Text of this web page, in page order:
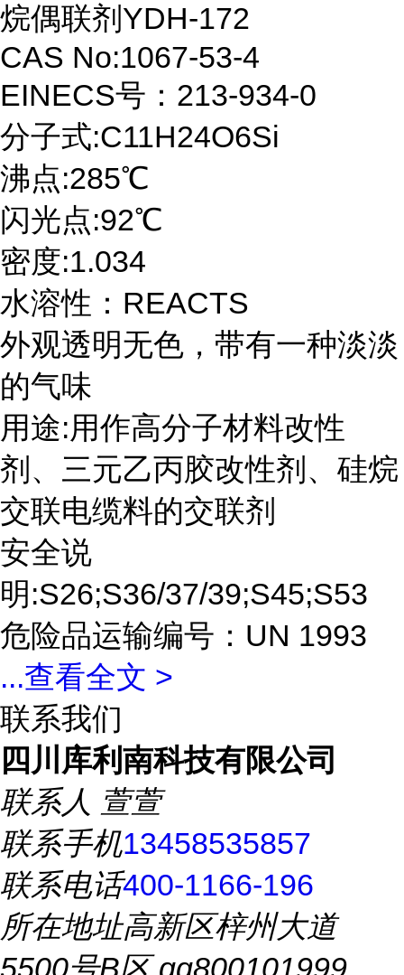
烷偶联剂YDH-172
CAS No:1067-53-4
EINECS号：213-934-0
分子式:C11H24O6Si
沸点:285℃
闪光点:92℃
密度:1.034
水溶性：REACTS
外观透明无色，带有一种淡淡
的气味
用途:用作高分子材料改性
剂、三元乙丙胶改性剂、硅烷
交联电缆料的交联剂
安全说
明:S26;S36/37/39;S45;S53
危险品运输编号：UN 1993
...查看全文 >
联系我们
四川库利南科技有限公司
联系人 萱萱
联系手机13458535857
联系电话400-1166-196
所在地址高新区梓州大道
5500号B区 qq800101999